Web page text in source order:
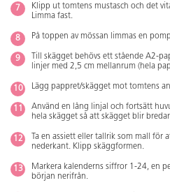
Klipp ut tomtens mustasch och det
Limma fast.
På toppen av mössan limmas en
Till skägget behövs ett stående A2-
linjer med 2,5 cm mellanrum (hela
Lägg pappret/skägget mot tomtens
Använd en lång linjal och fortsätt
hela skägget så att skägget blir
Ta en assiett eller tallrik som mall
nederkant. Klipp skäggformen.
Markera kalenderns siffror 1-24, en
början nerifrån.